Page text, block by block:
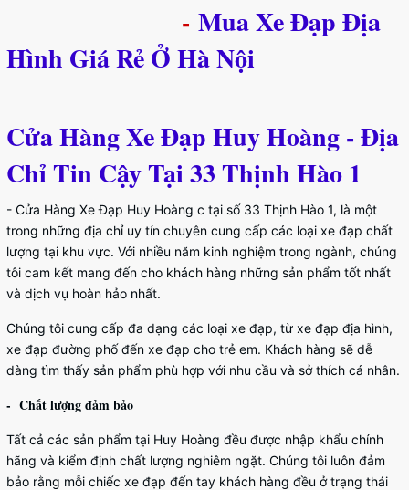
- Mua Xe Đạp Địa
Hình Giá Rẻ Ở Hà Nội
Cửa Hàng Xe Đạp Huy Hoàng - Địa
Chỉ Tin Cậy Tại 33 Thịnh Hào 1
- Cửa Hàng Xe Đạp Huy Hoàng c tại số 33 Thịnh Hào 1, là một
trong những địa chỉ uy tín chuyên cung cấp các loại xe đạp chất
lượng tại khu vực. Với nhiều năm kinh nghiệm trong ngành, chúng
tôi cam kết mang đến cho khách hàng những sản phẩm tốt nhất
và dịch vụ hoàn hảo nhất.
Chúng tôi cung cấp đa dạng các loại xe đạp, từ xe đạp địa hình,
xe đạp đường phố đến xe đạp cho trẻ em. Khách hàng sẽ dễ
dàng tìm thấy sản phẩm phù hợp với nhu cầu và sở thích cá nhân.
- Chất lượng đảm bảo
Tất cả các sản phẩm tại Huy Hoàng đều được nhập khẩu chính
hãng và kiểm định chất lượng nghiêm ngặt. Chúng tôi luôn đảm
bảo rằng mỗi chiếc xe đạp đến tay khách hàng đều ở trạng thái